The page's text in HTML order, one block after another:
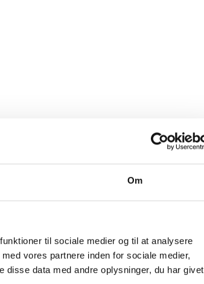
Om
til sociale medier og til at analysere
vores partnere inden for sociale medier,
disse data med andre oplysninger, du har givet